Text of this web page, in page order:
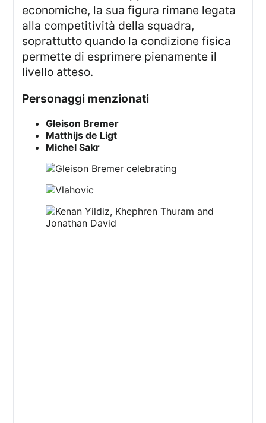
economiche, la sua figura rimane legata
alla competitività della squadra,
soprattutto quando la condizione fisica
permette di esprimere pienamente il
livello atteso.
Personaggi menzionati
Gleison Bremer
Matthijs de Ligt
Michel Sakr